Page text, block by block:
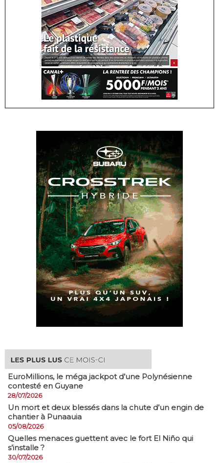
EuroMillions, ​le méga jackpot d’une Polynésienne
contesté en Guyane
28/07/2026
​Un mort et deux blessés dans la chute d’un engin de
chantier à Punaauia
05/08/2026
Quelles menaces guettent avec le fort El Niño qui
s’installe ?
30/07/2026